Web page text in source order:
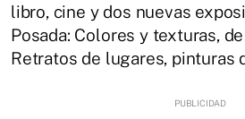
libro, cine y dos nuevas
Posada: Colores y texturas,
Retratos de lugares, pinturas